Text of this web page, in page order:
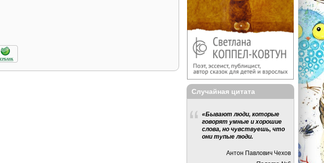
Случайная цитата
«Бывают люди, которые
говорят умные и хорошие
слова, но чувствуешь, что
они тупые люди.
Антон Павлович Чехов